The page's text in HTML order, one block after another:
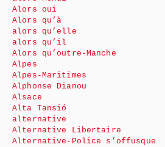
Alors oui
Alors qu’à
alors qu’elle
alors qu’il
Alors qu’outre-Manche
Alpes
Alpes-Maritimes
Alphonse Dianou
Alsace
Alta Tansió
alternative
Alternative Libertaire
Alternative-Police s’offusque